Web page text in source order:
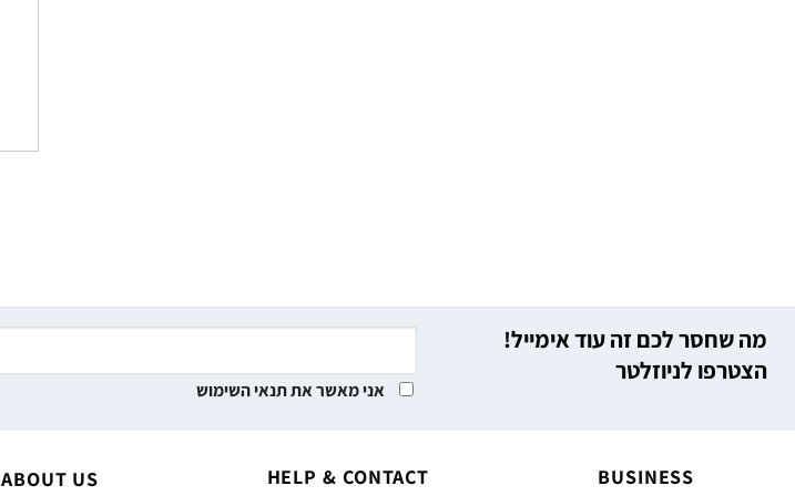
מה שחסר לכם זה עוד אימייל!
הצטרפו לניוזלטר
אני מאשר את תנאי השימוש
BUSINESS
HELP & CONTACT
ABOUT US